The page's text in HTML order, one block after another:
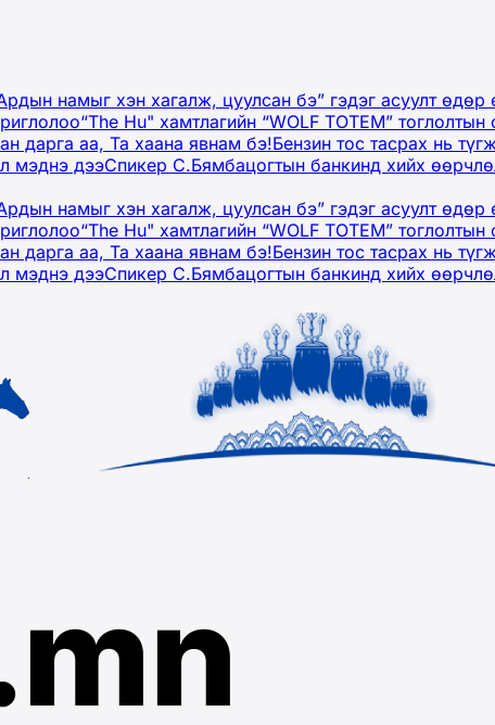
намыг хэн хагалж, цуулсан бэ” гэдэг асуулт
“The Hu" хамтлагийн “WOLF TOTEM”
дарга аа, Та хаана явнам бэ!Бензин тос тасрах нь
мэднэ дээСпикер С.Бямбацогтын банкинд хийх
намыг хэн хагалж, цуулсан бэ” гэдэг асуулт
“The Hu" хамтлагийн “WOLF TOTEM”
дарга аа, Та хаана явнам бэ!Бензин тос тасрах нь
мэднэ дээСпикер С.Бямбацогтын банкинд хийх